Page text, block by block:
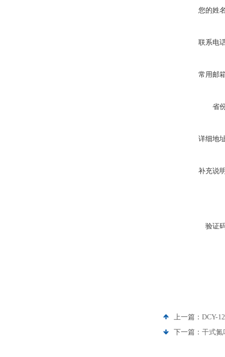
您的姓
联系电
常用邮
省
详细地
补充说
验证
上一篇： DCY-
下一篇： 干式氮